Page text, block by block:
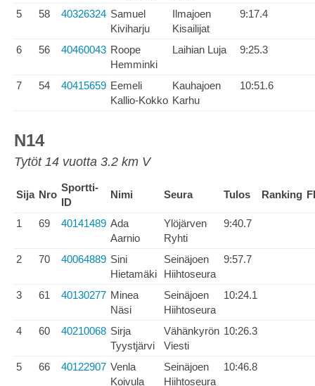
5 58 40326324 Samuel
Kiviharju
Ilmajoen
Kisailijat
9:17.4
6 56 40460043 Roope
Hemminki
Laihian Luja 9:25.3
7 54 40415659 Eemeli
Kallio-Kokko
Kauhajoen
Karhu
10:51.6
N14
Tytöt 14 vuotta 3.2 km V
Sija Nro
Sportti-
ID
Nimi Seura Tulos Ranking
1 69 40141489 Ada
Aarnio
Ylöjärven
Ryhti
9:40.7
2 70 40064889 Sini
Hietamäki
Seinäjoen
Hiihtoseura
9:57.7
3 61 40130277 Minea
Näsi
Seinäjoen
Hiihtoseura
10:24.1
4 60 40210068 Sirja
Tyystjärvi
Vähänkyrön
Viesti
10:26.3
5 66 40122907 Venla
Koivula
Seinäjoen
Hiihtoseura
10:46.8